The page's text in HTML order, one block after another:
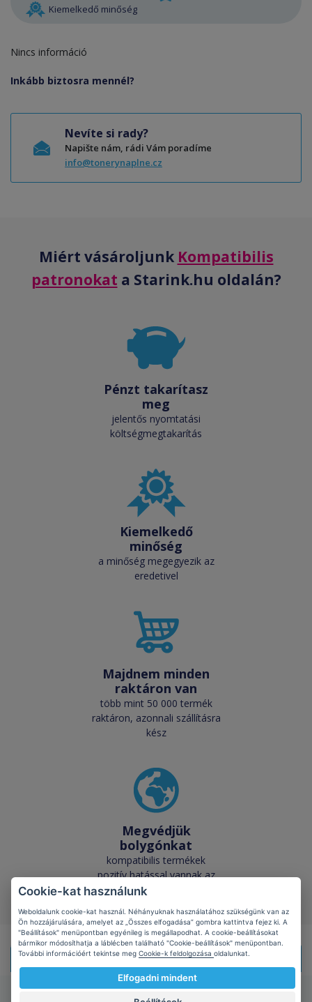
Kiemelkedő minőség
Nincs információ
Inkább biztosra mennél?
Nevíte si rady?
Napište nám, rádi Vám poradíme
info@tonerynaplne.cz
Miért vásároljunk Kompatibilis
patronokat a Starink.hu oldalán?
Pénzt takarítasz
meg
jelentős nyomtatási
költségmegtakarítás
Kiemelkedő
minőség
a minőség megegyezik az
eredetivel
Majdnem minden
raktáron van
több mint 50 000 termék
raktáron, azonnali szállításra
kész
Megvédjük
bolygónkat
kompatibilis termékek
pozitív hatással vannak az
ökológiára
Doprava zdarma! Při nákupu
Kapcsolatba lépni
Cookie-kat használunk
Weboldalunk cookie-kat használ. Néhányuknak használatához szükségünk van az
Ön hozzájárulására, amelyet az „Összes elfogadása” gombra kattintva fejez ki. A
"Beállítások" menüpontban egyénileg is megállapodhat. A cookie-beállításokat
bármikor módosíthatja a láblécben található "Cookie-beállítások" menüpontban.
További információért tekintse meg Cookie-k feldolgozása oldalunkat.
Elfogadni mindent